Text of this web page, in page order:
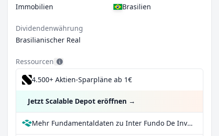
Immobilien
Brasilien
Dividendenwährung
Brasilianischer Real
Ressourcen
4.500+ Aktien-Sparpläne ab 1€
Jetzt Scalable Depot eröffnen →
Mehr Fundamentaldaten zu Inter Fundo De Investimento Imobiliario bei Parqet